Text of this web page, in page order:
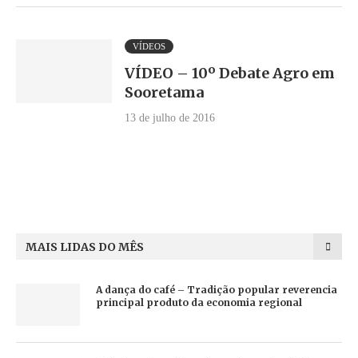
VÍDEOS
VÍDEO – 10º Debate Agro em
Sooretama
13 de julho de 2016
MAIS LIDAS DO MÊS
A dança do café – Tradição popular reverencia
principal produto da economia regional